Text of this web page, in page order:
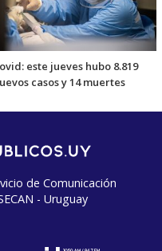
este jueves hubo 8.819
casos y 14 muertes
de Comunicación
- Uruguay